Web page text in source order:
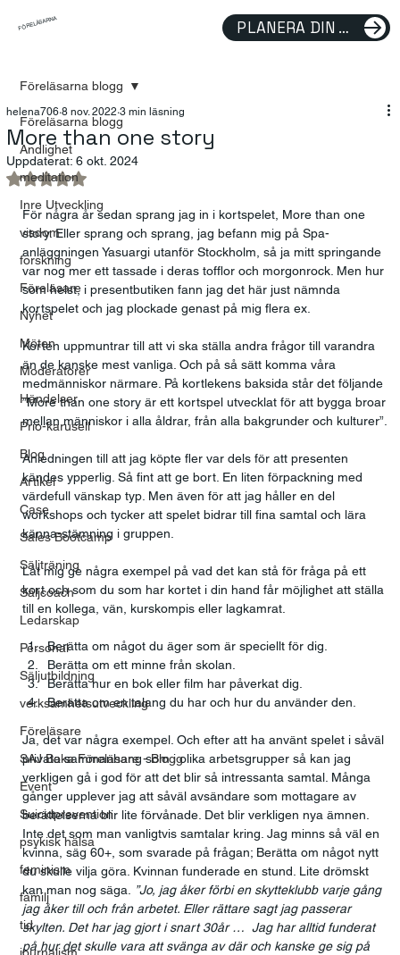
FÖRELÄSARNA PLANERA DIN FÖRELÄSNING
Föreläsarna blogg
Andlighet
meditation
Inre Utveckling
visdom
forskning
Föreläsare
Nyhet
Möten
Moderatorer
Händelser
Prio-karusell
Blog
Artikel
Case
Sales Bootcamp
Säljträning
Säljcoach
Ledarskap
Personal
Säljutbildning
verksamhetsutveckling
Föreläsare
SAJ Boka Föreläsare - Blogg
Event
Suicidprevention
psykisk hälsa
feminism
familj
tid
Föreläsarna blogg
More than one story
helena706 8 nov. 2022 3 min läsning
Uppdaterat: 6 okt. 2024
Betygsatt till NaN av 5 stjärnor.
För några år sedan sprang jag in i kortspelet, More than one
story. Eller sprang och sprang, jag befann mig på Spa-
anläggningen Yasuargi utanför Stockholm, så ja mitt springande
var nog mer ett tassade i deras tofflor och morgonrock. Men hur
som helst, i presentbutiken fann jag det här just nämnda
kortspelet och jag plockade genast på mig flera ex.
Korten uppmuntrar till att vi ska ställa andra frågor till varandra
än de kanske mest vanliga. Och på så sätt komma våra
medmänniskor närmare. På kortlekens baksida står det följande
”More than one story är ett kortspel utvecklat för att bygga broar
mellan människor i alla åldrar, från alla bakgrunder och kulturer”.
Anledningen till att jag köpte fler var dels för att presenten
kändes ypperlig. Så fint att ge bort. En liten förpackning med
värdefull vänskap typ. Men även för att jag håller en del
workshops och tycker att spelet bidrar till fina samtal och lära
känna-stämning i gruppen.
Låt mig ge några exempel på vad det kan stå för fråga på ett
kort och som du som har kortet i din hand får möjlighet att ställa
till en kollega, vän, kurskompis eller lagkamrat.
Berätta om något du äger som är speciellt för dig.
Berätta om ett minne från skolan.
Berätta hur en bok eller film har påverkat dig.
Berätta om en talang du har och hur du använder den.
Ja, det var några exempel. Och efter att ha använt spelet i såväl
privata sammanhang som i olika arbetsgrupper så kan jag
verkligen gå i god för att det blir så intressanta samtal. Många
gånger upplever jag att såväl avsändare som mottagare av
berättelserna blir lite förvånade. Det blir verkligen nya ämnen.
Inte det som man vanligtvis samtalar kring. Jag minns så väl en
kvinna, säg 60+, som svarade på frågan; Berätta om något nytt
du skulle vilja göra. Kvinnan funderade en stund. Lite drömskt
kan man nog säga.
”Jo, jag åker förbi en skytteklubb varje gång
jag åker till och från arbetet. Eller rättare sagt jag passerar
skylten. Det har jag gjort i snart 30år …  Jag har alltid funderat
på hur det skulle vara att svänga av där och kanske ge sig på